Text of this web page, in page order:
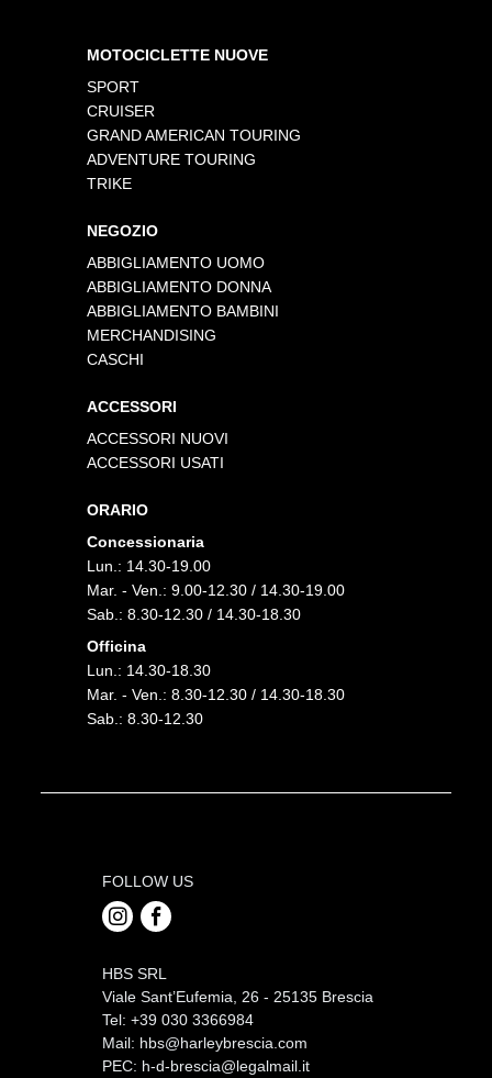
MOTOCICLETTE NUOVE
SPORT
CRUISER
GRAND AMERICAN TOURING
ADVENTURE TOURING
TRIKE
NEGOZIO
ABBIGLIAMENTO UOMO
ABBIGLIAMENTO DONNA
ABBIGLIAMENTO BAMBINI
MERCHANDISING
CASCHI
ACCESSORI
ACCESSORI NUOVI
ACCESSORI USATI
ORARIO
Concessionaria
Lun.: 14.30-19.00
Mar. - Ven.: 9.00-12.30 / 14.30-19.00
Sab.: 8.30-12.30 / 14.30-18.30
Officina
Lun.: 14.30-18.30
Mar. - Ven.: 8.30-12.30 / 14.30-18.30
Sab.: 8.30-12.30
FOLLOW US
HBS SRL
Viale Sant’Eufemia, 26 - 25135 Brescia
Tel: +39 030 3366984
Mail: hbs@harleybrescia.com
PEC: h-d-brescia@legalmail.it